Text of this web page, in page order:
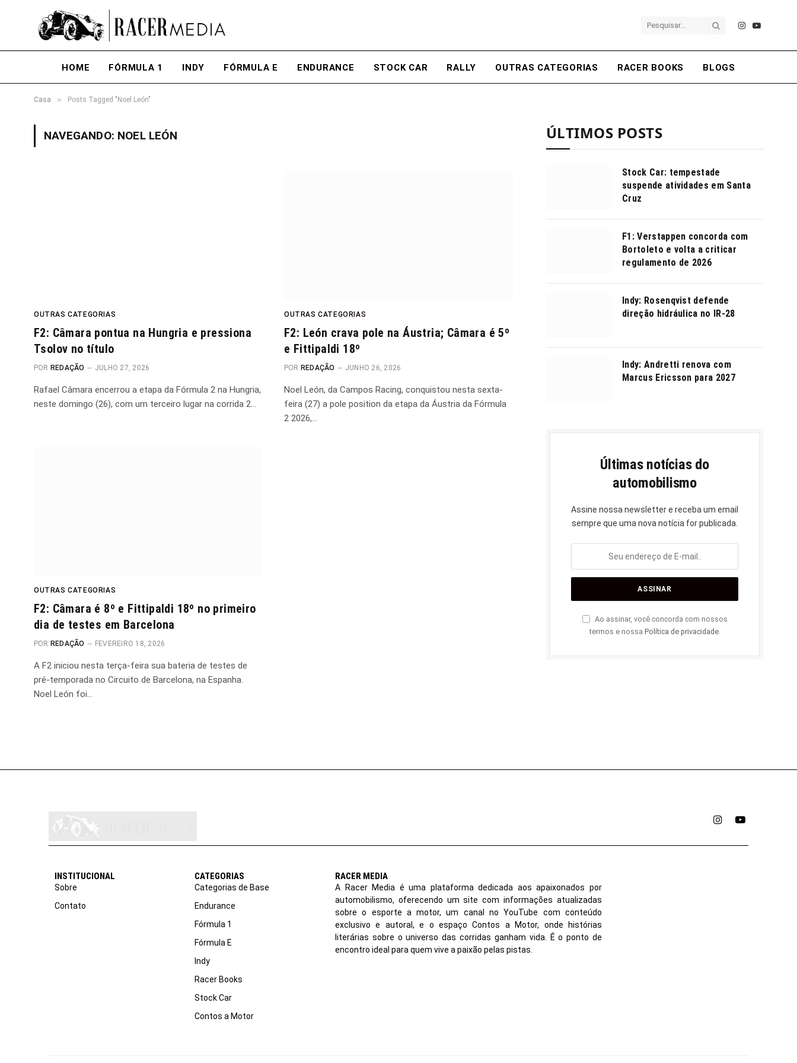
Instagram
YouTube
HOME FÓRMULA 1 INDY FÓRMULA E ENDURANCE STOCK CAR RALLY OUTRAS CATEGORIAS RACER BOOKS BLOGS
Casa » Posts Tagged "Noel León"
NAVEGANDO: NOEL LEÓN
OUTRAS CATEGORIAS
F2: Câmara pontua na Hungria e pressiona
Tsolov no título
POR REDAÇÃO JULHO 27, 2026
Rafael Câmara encerrou a etapa da Fórmula 2 na Hungria,
neste domingo (26), com um terceiro lugar na corrida 2…
OUTRAS CATEGORIAS
F2: León crava pole na Áustria; Câmara é 5º
e Fittipaldi 18º
POR REDAÇÃO JUNHO 26, 2026
Noel León, da Campos Racing, conquistou nesta sexta-
feira (27) a pole position da etapa da Áustria da Fórmula
2 2026,…
OUTRAS CATEGORIAS
F2: Câmara é 8º e Fittipaldi 18º no primeiro
dia de testes em Barcelona
POR REDAÇÃO FEVEREIRO 18, 2026
A F2 iniciou nesta terça-feira sua bateria de testes de
pré-temporada no Circuito de Barcelona, na Espanha.
Noel León foi…
ÚLTIMOS POSTS
Stock Car: tempestade
suspende atividades em Santa
Cruz
F1: Verstappen concorda com
Bortoleto e volta a criticar
regulamento de 2026
Indy: Rosenqvist defende
direção hidráulica no IR-28
Indy: Andretti renova com
Marcus Ericsson para 2027
Últimas notícias do
automobilismo
Assine nossa newsletter e receba um email
sempre que uma nova notícia for publicada.
Ao assinar, você concorda com nossos
termos e nossa Política de privacidade.
InstagramYouTube
INSTITUCIONAL
Sobre
Contato
CATEGORIAS
Categorias de Base
Endurance
Fórmula 1
Fórmula E
Indy
Racer Books
Stock Car
Contos a Motor
RACER MEDIA
A Racer Media é uma plataforma dedicada aos apaixonados por
automobilismo, oferecendo um site com informações atualizadas
sobre o esporte a motor, um canal no YouTube com conteúdo
exclusivo e autoral, e o espaço Contos a Motor, onde histórias
literárias sobre o universo das corridas ganham vida. É o ponto de
encontro ideal para quem vive a paixão pelas pistas.